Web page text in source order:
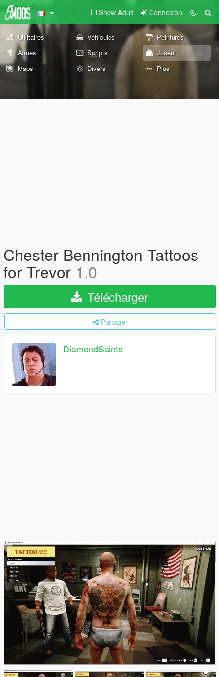
Show Adult Connexion
Utilitaires Véhicules
Peintures
Armes
Scripts
Joueur
Maps
Divers Plus
Chester Bennington Tattoos
for Trevor 1.0
Télécharger
Partager
DiamondSaints